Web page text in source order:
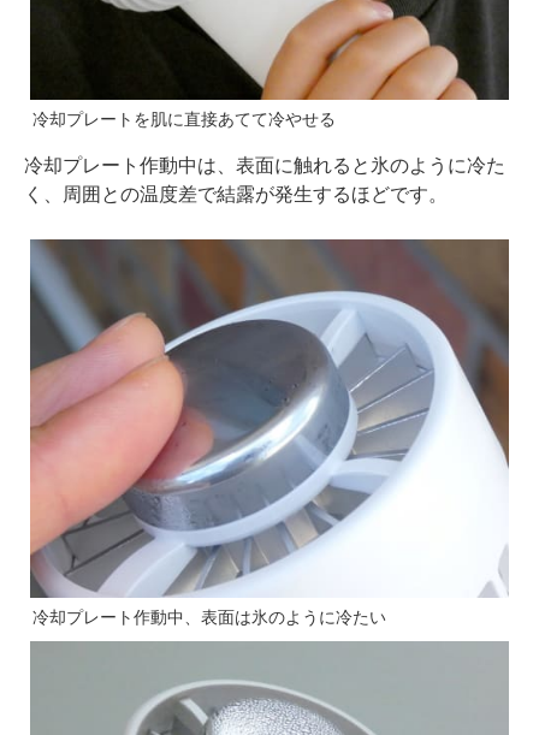
冷却プレートを肌に直接あてて冷やせる
冷却プレート作動中は、表面に触れると氷のように冷た
く、周囲との温度差で結露が発生するほどです。
冷却プレート作動中、表面は氷のように冷たい